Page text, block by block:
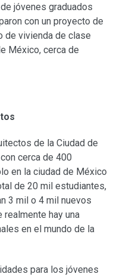
jóvenes graduados
con un proyecto de
de vivienda de clase
México, cerca de
de la Ciudad de
cerca de 400
en la ciudad de México
de 20 mil estudiantes,
3 mil o 4 mil nuevos
hay una
en el mundo de la
para los jóvenes